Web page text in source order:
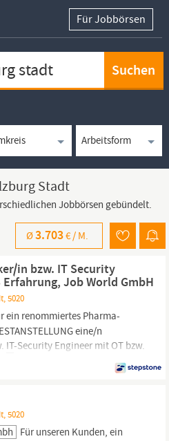
Für Jobbörsen
Stadt
Jobbörsen gebündelt.
Ø3.703€ / M.
in bzw. IT Security
Job World GmbH
5020
ein renommiertes Pharma-
eine/n
IT-Security Engineer mit OT bzw.
für die OT-
5020
Für unseren Kunden, ein